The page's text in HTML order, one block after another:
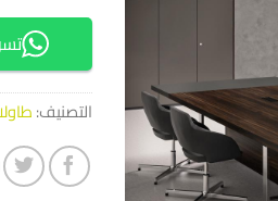
التصنيف: